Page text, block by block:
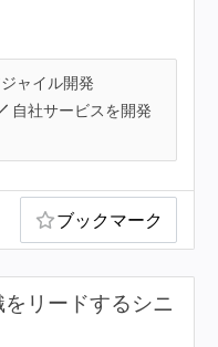
ャイル開発
自社サービスを開発
ブックマーク
リードするシニ